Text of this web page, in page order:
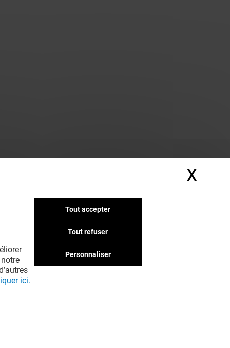
ici.
Tout accepter
Tout refuser
Personnaliser
X